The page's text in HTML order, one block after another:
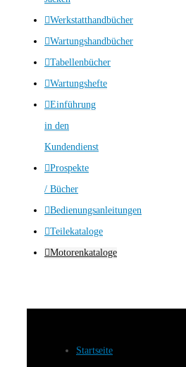
Werkstatthandbücher
Wartungshandbücher
Tabellenbücher
Wartungshefte
Einführung
in den
Kundendienst
Prospekte
/ Bücher
Bedienungsanleitungen
Teilekataloge
Motorenkataloge
Startseite